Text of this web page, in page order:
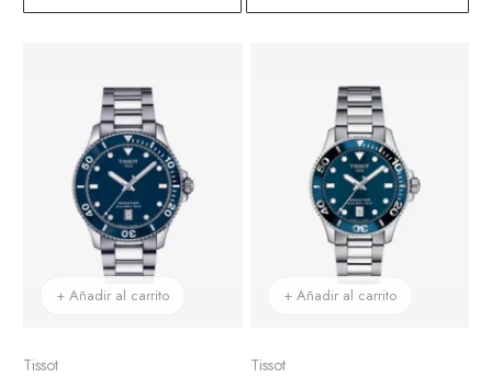
+ Añadir al carrito
Tissot
+ Añadir al carrito
Tissot